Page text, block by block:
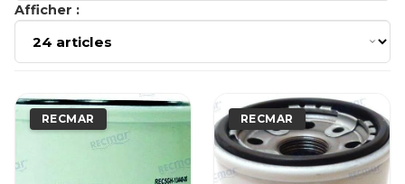
Afficher :
RECMAR RECMAR